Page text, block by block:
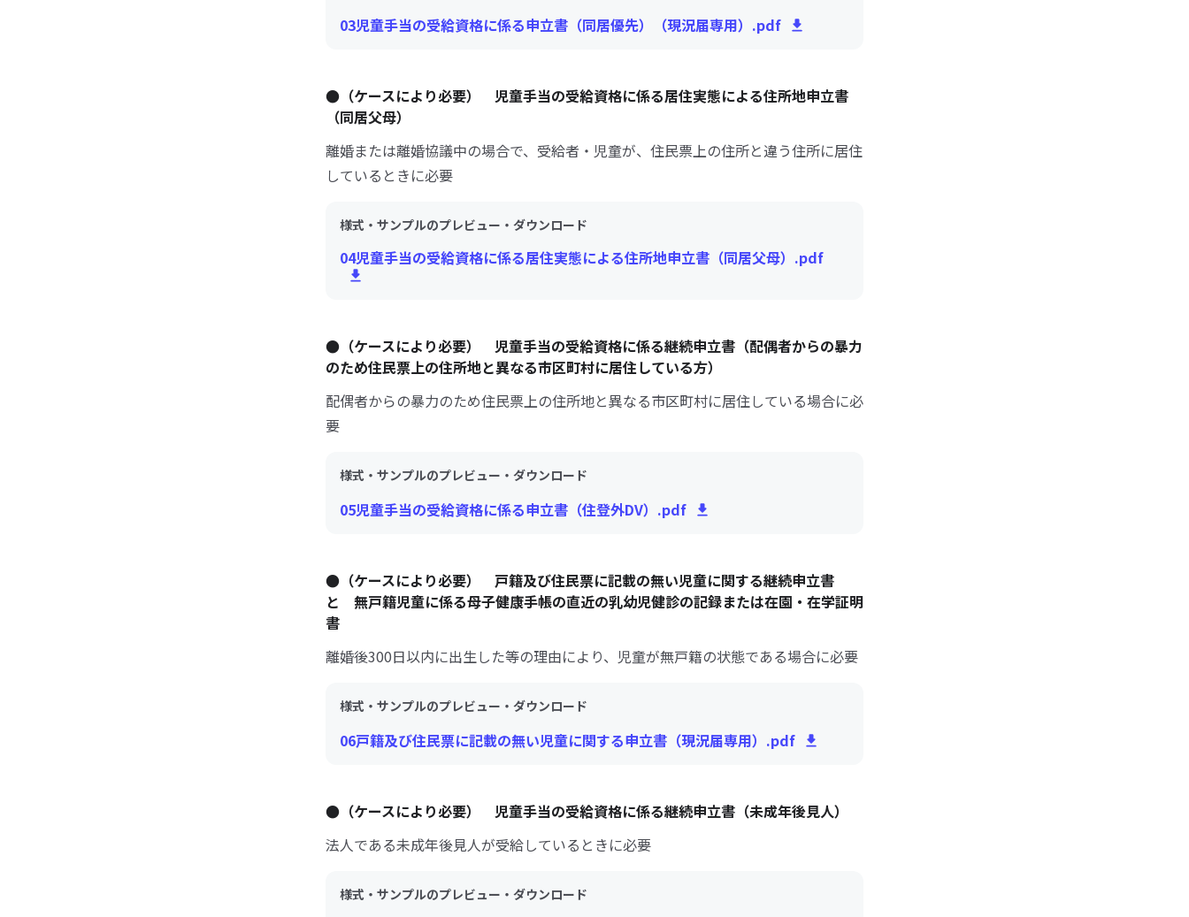
03児童手当の受給資格に係る申立書（同居優先）（現況届専用）.pdf
●（ケースにより必要） 児童手当の受給資格に係る居住実態による住所地申立書
（同居父母）
離婚または離婚協議中の場合で、受給者・児童が、住民票上の住所と違う住所に居住
しているときに必要
様式・サンプルのプレビュー・ダウンロード
04児童手当の受給資格に係る居住実態による住所地申立書（同居父母）.pdf
●（ケースにより必要） 児童手当の受給資格に係る継続申立書（配偶者からの暴力
のため住民票上の住所地と異なる市区町村に居住している方）
配偶者からの暴力のため住民票上の住所地と異なる市区町村に居住している場合に必
要
様式・サンプルのプレビュー・ダウンロード
05児童手当の受給資格に係る申立書（住登外DV）.pdf
●（ケースにより必要） 戸籍及び住民票に記載の無い児童に関する継続申立書
と 無戸籍児童に係る母子健康手帳の直近の乳幼児健診の記録または在園・在学証明
書
離婚後300日以内に出生した等の理由により、児童が無戸籍の状態である場合に必要
様式・サンプルのプレビュー・ダウンロード
06戸籍及び住民票に記載の無い児童に関する申立書（現況届専用）.pdf
●（ケースにより必要） 児童手当の受給資格に係る継続申立書（未成年後見人）
法人である未成年後見人が受給しているときに必要
様式・サンプルのプレビュー・ダウンロード